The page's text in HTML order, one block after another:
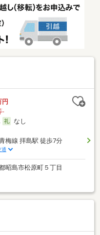
円
-
なし
青梅線 拝島駅 徒歩7分
通
昭島市松原町５丁目